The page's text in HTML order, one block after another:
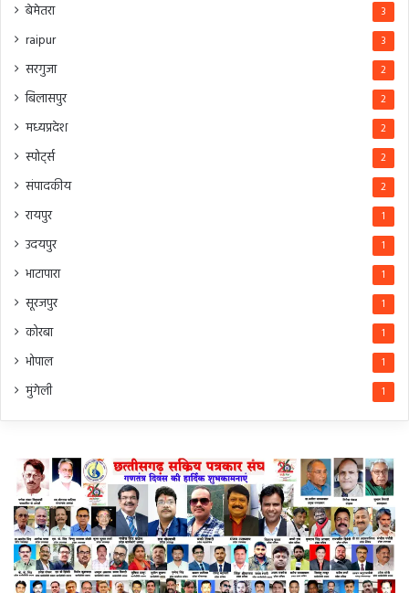
बेमेतरा 3
raipur 3
सरगुजा 2
बिलासपुर 2
मध्यप्रदेश 2
स्पोर्ट्स 2
संपादकीय 2
रायपुर 1
उदयपुर 1
भाटापारा 1
सूरजपुर 1
कोरबा 1
भोपाल 1
मुंगेली 1